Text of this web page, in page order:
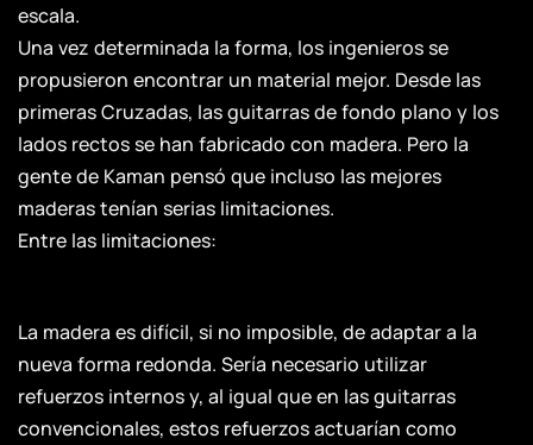
escala.
Una vez determinada la forma, los ingenieros se
propusieron encontrar un material mejor. Desde las
primeras Cruzadas, las guitarras de fondo plano y los
lados rectos se han fabricado con madera. Pero la
gente de Kaman pensó que incluso las mejores
maderas tenían serias limitaciones.
Entre las limitaciones:
La madera es difícil, si no imposible, de adaptar a la
nueva forma redonda. Sería necesario utilizar
refuerzos internos y, al igual que en las guitarras
convencionales, estos refuerzos actuarían como